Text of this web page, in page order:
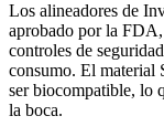
Los alineadores de
aprobado por la
controles de
consumo. El material
ser biocompatible, lo
la boca.